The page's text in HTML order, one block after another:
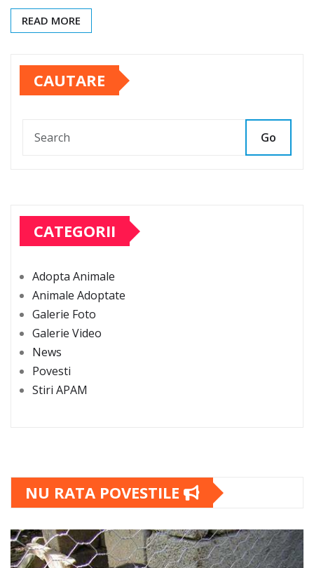
READ MORE
CAUTARE
Go
CATEGORII
Adopta Animale
Animale Adoptate
Galerie Foto
Galerie Video
News
Povesti
Stiri APAM
NU RATA POVESTILE